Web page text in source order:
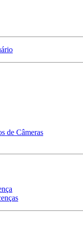
de Câmeras